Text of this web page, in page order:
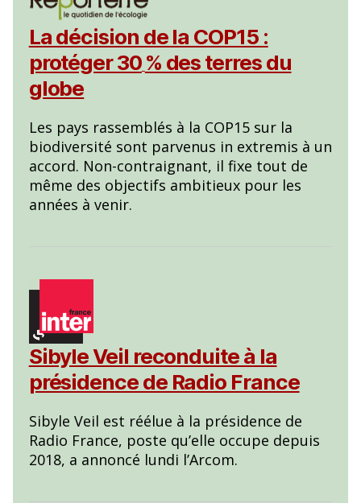
La décision de la COP15 :
protéger 30% des terres du
globe
Les pays rassemblés à la COP15 sur la
biodiversité sont parvenus in extremis à un
accord. Non-contraignant, il fixe tout de
même des objectifs ambitieux pour les
années à venir.
Sibyle Veil reconduite à la
présidence de Radio France
Sibyle Veil est réélue à la présidence de
Radio France, poste qu’elle occupe depuis
2018, a annoncé lundi l’Arcom.